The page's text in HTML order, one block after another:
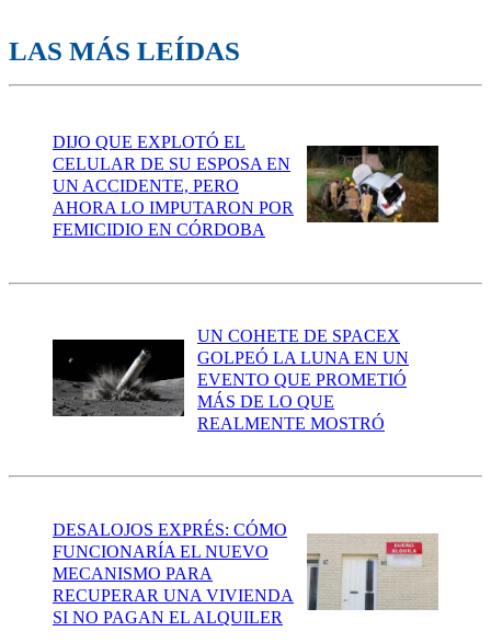
LAS MÁS LEÍDAS
DIJO QUE EXPLOTÓ EL
CELULAR DE SU ESPOSA EN
UN ACCIDENTE, PERO
AHORA LO IMPUTARON POR
FEMICIDIO EN CÓRDOBA
UN COHETE DE SPACEX
GOLPEÓ LA LUNA EN UN
EVENTO QUE PROMETIÓ
MÁS DE LO QUE
REALMENTE MOSTRÓ
DESALOJOS EXPRÉS: CÓMO
FUNCIONARÍA EL NUEVO
MECANISMO PARA
RECUPERAR UNA VIVIENDA
SI NO PAGAN EL ALQUILER